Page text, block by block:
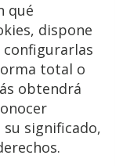
qué
dispone
total o
obtendrá
significado,